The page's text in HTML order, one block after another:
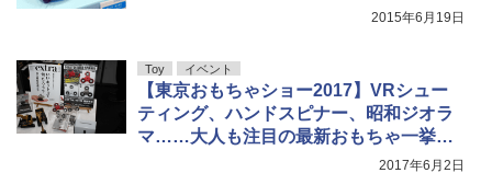
2015年6月19日
Toy イベント
【東京おもちゃショー2017】VRシュー
ティング、ハンドスピナー、昭和ジオラ
マ……大人も注目の最新おもちゃ一挙紹
2017年6月2日